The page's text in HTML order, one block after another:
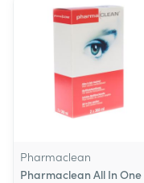
Pharmaclean
Pharmaclean All In One